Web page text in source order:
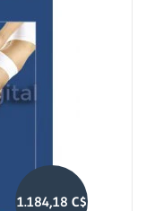
1.184,18 C$